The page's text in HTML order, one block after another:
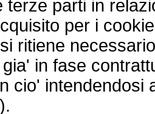
terze parti in
per i
ritiene
in fase
cio' intendendosi